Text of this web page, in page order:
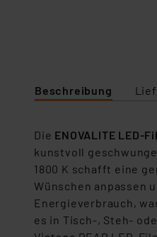
Beschreibung
Die ENOVALITE LED-
kunstvoll
1800 K schafft eine
Wünschen anpassen
Energieverbrauch,
es in Tisch-, Steh-